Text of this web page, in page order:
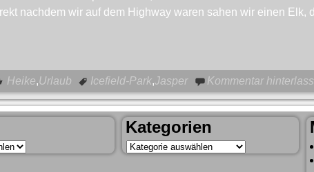
nachdem wir auf dem Highway waren sahen wir einen Elk,
Heike,Urlaub Icefield-Park,Jasper Kommentar
Kategorien